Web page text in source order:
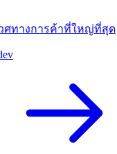
ศทางการค้าที่ใหญ่ที่สุด